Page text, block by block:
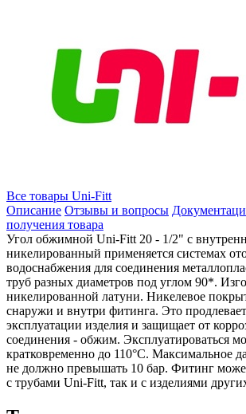
Все товары Uni-Fitt
Описание Отзывы и вопросы
получения товара
Угол обжимной Uni-Fitt 20 - 1/2" с
никелированный применяется системах
водоснабжения для соединения
труб разных диаметров под углом 90*.
никелированной латуни. Никелевое
снаружи и внутри фитинга. Это
эксплуатации изделия и защищает от
соединения - обжим. Эксплуатироваться
кратковременно до 110°C. Максимальное
не должно превышать 10 бар. Фитинг
с трубами Uni-Fitt, так и с изделиями